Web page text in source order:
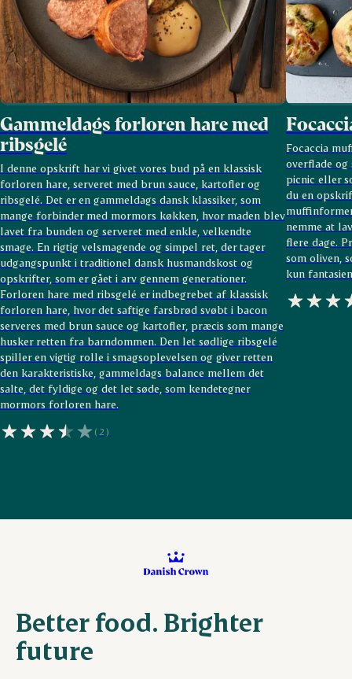
Gammeldags forloren hare med
ribsgelé
I denne opskrift har vi givet vores bud på en klassisk
forloren hare, serveret med brun sauce, kartofler og
ribsgelé. Det er en gammeldags dansk klassiker, som
mange forbinder med mormors køkken, hvor maden blev
lavet fra bunden og serveret med enkle, velkendte
smage. En rigtig velsmagende og simpel ret, der tager
udgangspunkt i traditionel dansk husmandskost og
opskrifter, som er gået i arv gennem generationer.
Forloren hare med ribsgelé er indbegrebet af klassisk
forloren hare, hvor det saftige farsbrød svøbt i bacon
serveres med brun sauce og kartofler, præcis som mange
husker retten fra barndommen. Den let sødlige ribsgelé
spiller en vigtig rolle i smagsoplevelsen og giver retten
den karakteristiske, gammeldags balance mellem det
salte, det fyldige og det let søde, som kendetegner
mormors forloren hare.
(2)
Focaccia
overflade
picnic eller
du en
nemme at
flere dage.
som oliven,
kun
Better food. Brighter
future